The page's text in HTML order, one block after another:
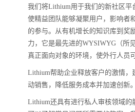
我们将Lithium用于我们的新社区平
使精益团队能够凝聚用户，影响者
的参与。从有机增长的知识库到奖
力，它是最先进的WYSIWYG（所
真正面向对象的环境，使外行人员
Lithium帮助企业释放客户的激情，
动销售，降低服务成本并加速创新。
Lithium还具有进行私人审核领域的